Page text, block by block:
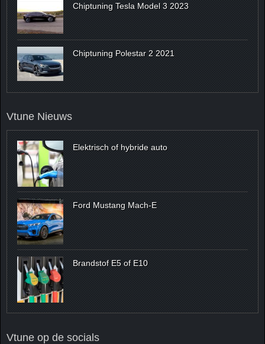
Chiptuning Tesla Model 3 2023
Chiptuning Polestar 2 2021
Vtune Nieuws
Elektrisch of hybride auto
Ford Mustang Mach-E
Brandstof E5 of E10
Vtune op de socials